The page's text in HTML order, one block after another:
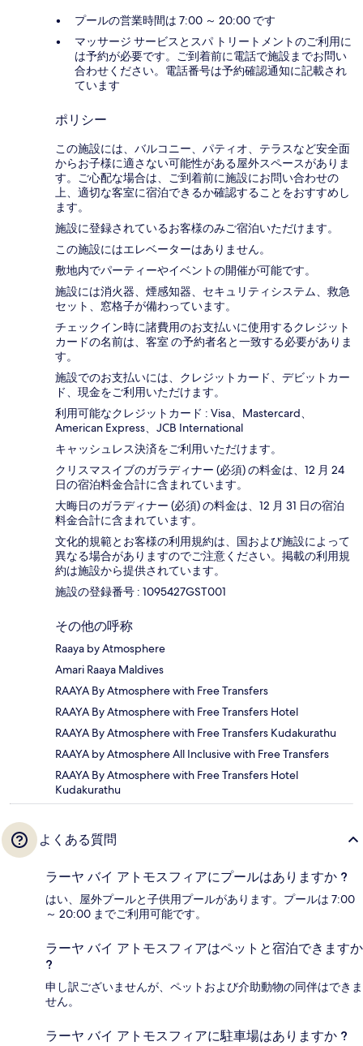
プールの営業時間は 7:00 ～ 20:00 です
マッサージ サービスとスパ トリートメントのご利用に
は予約が必要です。ご到着前に電話で施設までお問い
合わせください。電話番号は予約確認通知に記載され
ています
ポリシー
この施設には、バルコニー、パティオ、テラスなど安全面
からお子様に適さない可能性がある屋外スペースがありま
す。ご心配な場合は、ご到着前に施設にお問い合わせの
上、適切な客室に宿泊できるか確認することをおすすめし
ます。
施設に登録されているお客様のみご宿泊いただけます。
この施設にはエレベーターはありません。
敷地内でパーティーやイベントの開催が可能です。
施設には消火器、煙感知器、セキュリティシステム、救急
セット、窓格子が備わっています。
チェックイン時に諸費用のお支払いに使用するクレジット
カードの名前は、客室 の予約者名と一致する必要がありま
す。
施設でのお支払いには、クレジットカード、デビットカー
ド、現金をご利用いただけます。
利用可能なクレジットカード : Visa、Mastercard、
American Express、JCB International
キャッシュレス決済をご利用いただけます。
クリスマスイブのガラディナー (必須) の料金は、12 月 24
日の宿泊料金合計に含まれています。
大晦日のガラディナー (必須) の料金は、12 月 31 日の宿泊
料金合計に含まれています。
文化的規範とお客様の利用規約は、国および施設によって
異なる場合がありますのでご注意ください。掲載の利用規
約は施設から提供されています。
施設の登録番号 : 1095427GST001
その他の呼称
Raaya by Atmosphere
Amari Raaya Maldives
RAAYA By Atmosphere with Free Transfers
RAAYA By Atmosphere with Free Transfers Hotel
RAAYA By Atmosphere with Free Transfers Kudakurathu
RAAYA by Atmosphere All Inclusive with Free Transfers
RAAYA By Atmosphere with Free Transfers Hotel
Kudakurathu
よくある質問
ラーヤ バイ アトモスフィアにプールはありますか ?
はい、屋外プールと子供用プールがあります。プールは 7:00
～ 20:00 までご利用可能です。
ラーヤ バイ アトモスフィアはペットと宿泊できますか
?
申し訳ございませんが、ペットおよび介助動物の同伴はできま
せん。
ラーヤ バイ アトモスフィアに駐車場はありますか ?